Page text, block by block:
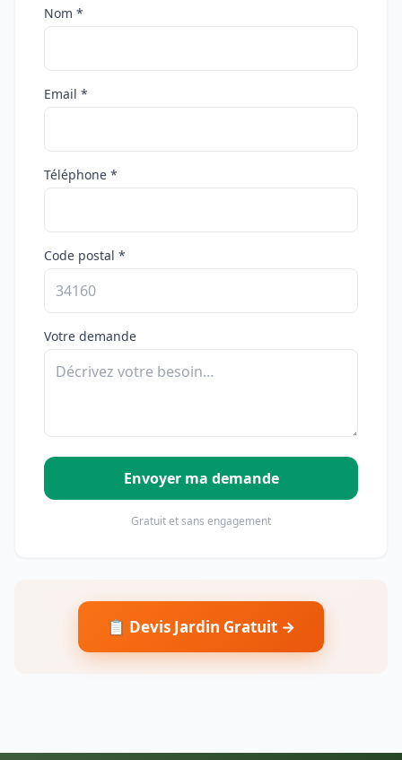
Nom *
Email *
Téléphone *
Code postal *
Votre demande
Envoyer ma demande
Gratuit et sans engagement
📋 Devis Jardin Gratuit →